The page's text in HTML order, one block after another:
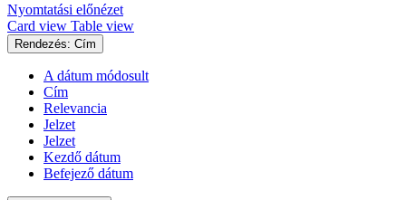
Nyomtatási előnézet
Card view Table view
Rendezés: Cím
A dátum módosult
Cím
Relevancia
Jelzet
Jelzet
Kezdő dátum
Befejező dátum